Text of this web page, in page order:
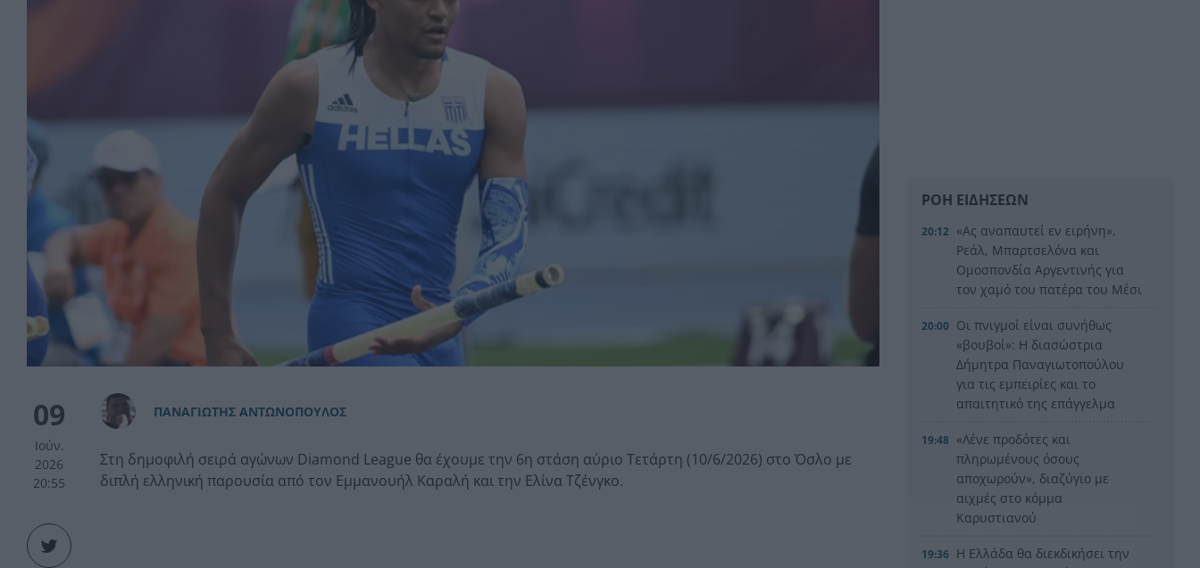
09
Ιούν.
2026
20:55
ΠAΝΑΓΙΩΤΗΣ ΑΝΤΩΝΟΠΟΥΛΟΣ
Στη δημοφιλή σειρά αγώνων Diamond League θα έχουμε την 6η στάση αύριο Τετάρτη (10/6/2026) στο Όσλο με
διπλή ελληνική παρουσία από τον Εμμανουήλ Καραλή και την Ελίνα Τζένγκο.
ΡΟΗ ΕΙΔΗΣΕΩΝ
20:12 «Ας αναπαυτεί εν ειρήνη»,
Ρεάλ, Μπαρτσελόνα και
Ομοσπονδία Αργεντινής για
τον χαμό του πατέρα του Μέσι
20:00 Οι πνιγμοί είναι συνήθως
«βουβοί»: Η διασώστρια
Δήμητρα Παναγιωτοπούλου
για τις εμπειρίες και το
απαιτητικό της επάγγελμα
19:48 «Λένε προδότες και
πληρωμένους όσους
αποχωρούν», διαζύγιο με
αιχμές στο κόμμα
Καρυστιανού
19:36 Η Ελλάδα θα διεκδικήσει την